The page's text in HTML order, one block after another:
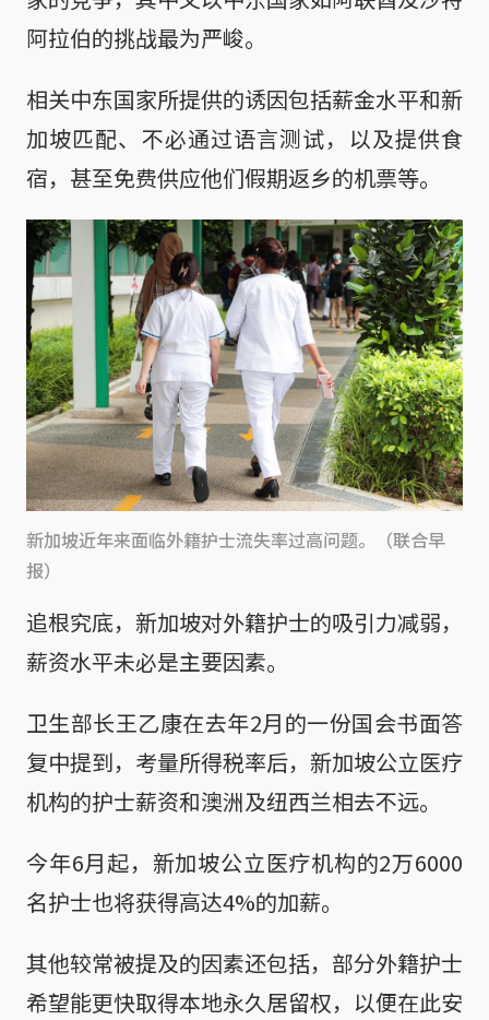
阿拉伯的挑战最为严峻。
相关中东国家所提供的诱因包括薪金水平和新
加坡匹配、不必通过语言测试，以及提供食
宿，甚至免费供应他们假期返乡的机票等。
新加坡近年来面临外籍护士流失率过高问题。（联合早
报）
追根究底，新加坡对外籍护士的吸引力减弱，
薪资水平未必是主要因素。
卫生部长王乙康在去年2月的一份国会书面答
复中提到，考量所得税率后，新加坡公立医疗
机构的护士薪资和澳洲及纽西兰相去不远。
今年6月起，新加坡公立医疗机构的2万6000
名护士也将获得高达4%的加薪。
其他较常被提及的因素还包括，部分外籍护士
希望能更快取得本地永久居留权，以便在此安